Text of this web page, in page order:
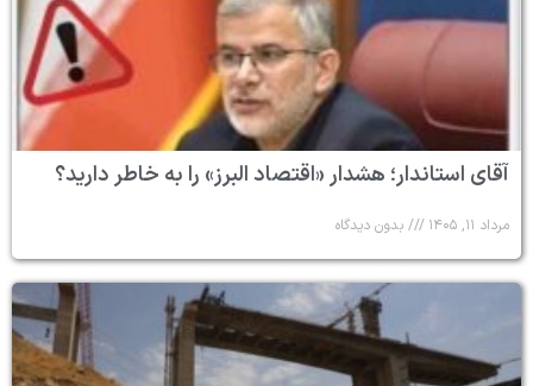
آقای استاندار؛ هشدار «اقتصاد البرز» را به خاطر دارید؟
مرداد ۱۱, ۱۴۰۵ بدون دیدگاه